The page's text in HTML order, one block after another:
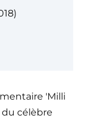
'Milli
du célèbre